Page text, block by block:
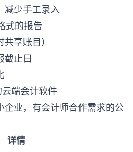
减少手工录入
式的报告
享账目）
截止日
端会计软件
企业，有会计师合作需求的公
详情